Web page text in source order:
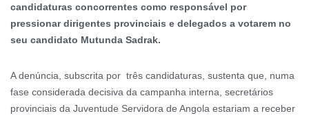
candidaturas concorrentes como responsável por
pressionar dirigentes provinciais e delegados a votarem no
seu candidato Mutunda Sadrak.
A denúncia, subscrita por três candidaturas, sustenta que, numa
fase considerada decisiva da campanha interna, secretários
provinciais da Juventude Servidora de Angola estariam a receber